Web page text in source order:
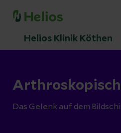
Helios Klinik Köthen
Das Gelenk auf dem